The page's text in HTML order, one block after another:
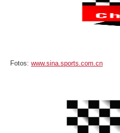
Fotos: www.sina.sports.com.cn